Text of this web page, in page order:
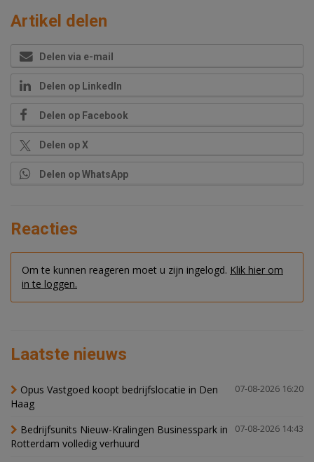
Artikel delen
Delen via e-mail
Delen op LinkedIn
Delen op Facebook
Delen op X
Delen op WhatsApp
Reacties
Om te kunnen reageren moet u zijn ingelogd. Klik hier om
in te loggen.
Laatste nieuws
07-08-2026 16:20
Opus Vastgoed koopt bedrijfslocatie in Den
Haag
07-08-2026 14:43
Bedrijfsunits Nieuw-Kralingen Businesspark in
Rotterdam volledig verhuurd